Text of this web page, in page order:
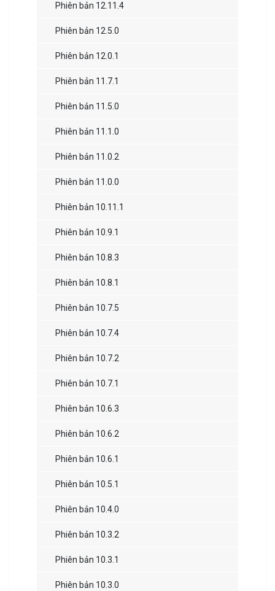
Phiên bản 12.11.4
Phiên bản 12.5.0
Phiên bản 12.0.1
Phiên bản 11.7.1
Phiên bản 11.5.0
Phiên bản 11.1.0
Phiên bản 11.0.2
Phiên bản 11.0.0
Phiên bản 10.11.1
Phiên bản 10.9.1
Phiên bản 10.8.3
Phiên bản 10.8.1
Phiên bản 10.7.5
Phiên bản 10.7.4
Phiên bản 10.7.2
Phiên bản 10.7.1
Phiên bản 10.6.3
Phiên bản 10.6.2
Phiên bản 10.6.1
Phiên bản 10.5.1
Phiên bản 10.4.0
Phiên bản 10.3.2
Phiên bản 10.3.1
Phiên bản 10.3.0